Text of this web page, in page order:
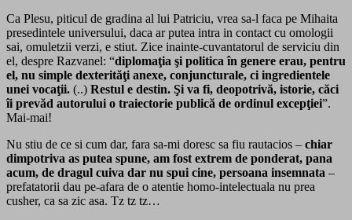
Ca Plesu, piticul de gradina al lui Patriciu, vrea sa-l faca pe Mihaita
presedintele universului, daca ar putea intra in contact cu omologii
sai, omuletzii verzi, e stiut. Zice inainte-cuvantatorul de serviciu din
el, despre Razvanel: “diplomaţia şi politica în genere erau, pentru
el, nu simple dexterităţi anexe, conjuncturale, ci ingredientele
unei vocaţii. (..) Restul e destin. Şi va fi, deopotrivă, istorie, căci
îi prevăd autorului o traiectorie publică de ordinul excepţiei”.
Mai-mai!
Nu stiu de ce si cum dar, fara sa-mi doresc sa fiu rautacios – chiar
dimpotriva as putea spune, am fost extrem de ponderat, pana
acum, de dragul cuiva dar nu spui cine, persoana insemnata –
prefatatorii dau pe-afara de o atentie homo-intelectuala nu prea
cusher, ca sa zic asa. Tz tz tz…